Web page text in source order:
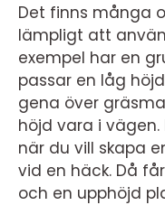
Det finns många
lämpligt att
exempel har en
passar en låg
gena över
höjd vara i
när du vill skapa
vid en häck. Då
och en upphöjd